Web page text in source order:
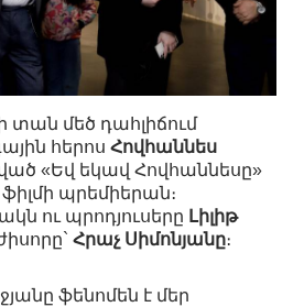
տան մեծ դահլիճում
հերոս Հովհաննես
«Եվ եկավ Հովհաննեսը»
պրեմիերան։
ու պրոդյուսերը Լիլիթ
Հրաչ Սիմոնյանը։
ֆենոմեն է մեր